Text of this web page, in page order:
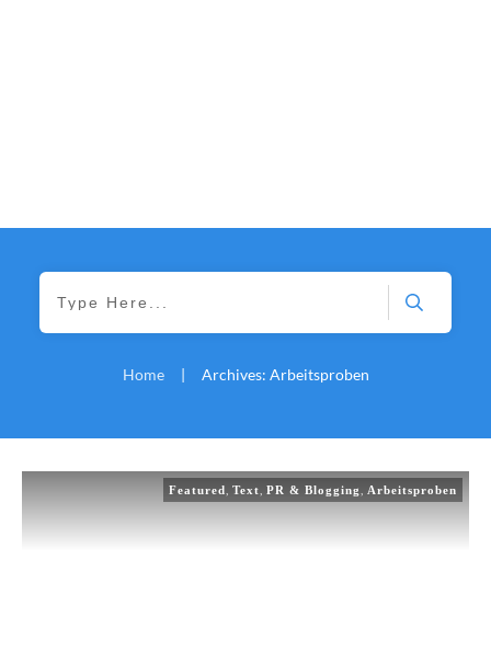
Home | Archives: Arbeitsproben
Featured Text PR & Blogging Arbeitsproben